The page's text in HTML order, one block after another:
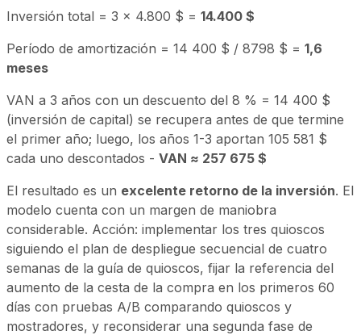
Inversión total = 3 × 4.800 $ = 14.400 $
Período de amortización = 14 400 $ / 8798 $ = 1,6
meses
VAN a 3 años con un descuento del 8 % = 14 400 $
(inversión de capital) se recupera antes de que termine
el primer año; luego, los años 1-3 aportan 105 581 $
cada uno descontados - VAN ≈ 257 675 $
El resultado es un excelente retorno de la inversión. El
modelo cuenta con un margen de maniobra
considerable. Acción: implementar los tres quioscos
siguiendo el plan de despliegue secuencial de cuatro
semanas de la guía de quioscos, fijar la referencia del
aumento de la cesta de la compra en los primeros 60
días con pruebas A/B comparando quioscos y
mostradores, y reconsiderar una segunda fase de